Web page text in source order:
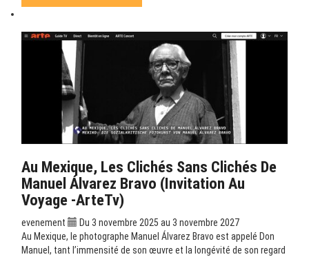
Au Mexique, Les Clichés Sans Clichés De
Manuel Álvarez Bravo (Invitation Au
Voyage -ArteTv)
evenement
Du 3 novembre 2025 au 3 novembre 2027
Au Mexique, le photographe Manuel Álvarez Bravo est appelé Don
Manuel, tant l’immensité de son œuvre et la longévité de son regard